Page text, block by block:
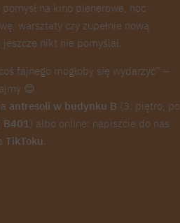
na kino plenerowe, noc
warsztaty czy zupełnie nową
nikt nie pomyślał.
fajnego mogłoby się wydarzyć” –
😊
antresoli w budynku B (3. piętro, po
B401) albo online: napiszcie do nas
TikToku.